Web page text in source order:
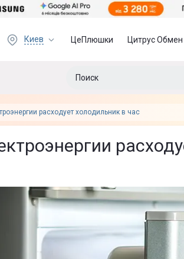
Киев ЦеПлюшки Цитрус Обмен
расходует холодильник в час